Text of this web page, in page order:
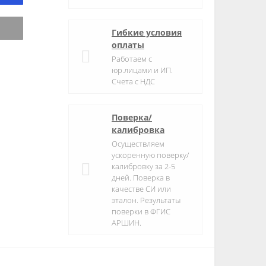
Гибкие условия
оплаты
Работаем с
юр.лицами и ИП.
Счета с НДС
Поверка/
калибровка
Осуществляем
ускоренную поверку/
калибровку за 2-5
дней. Поверка в
качестве СИ или
эталон. Результаты
поверки в ФГИС
АРШИН.